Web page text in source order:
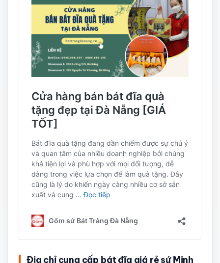
Địa chỉ cung cấp bát đĩa giá rẻ sứ Minh